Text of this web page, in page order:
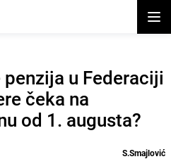
u Federaciji
čeka na
od 1. augusta?
S.Smajlović